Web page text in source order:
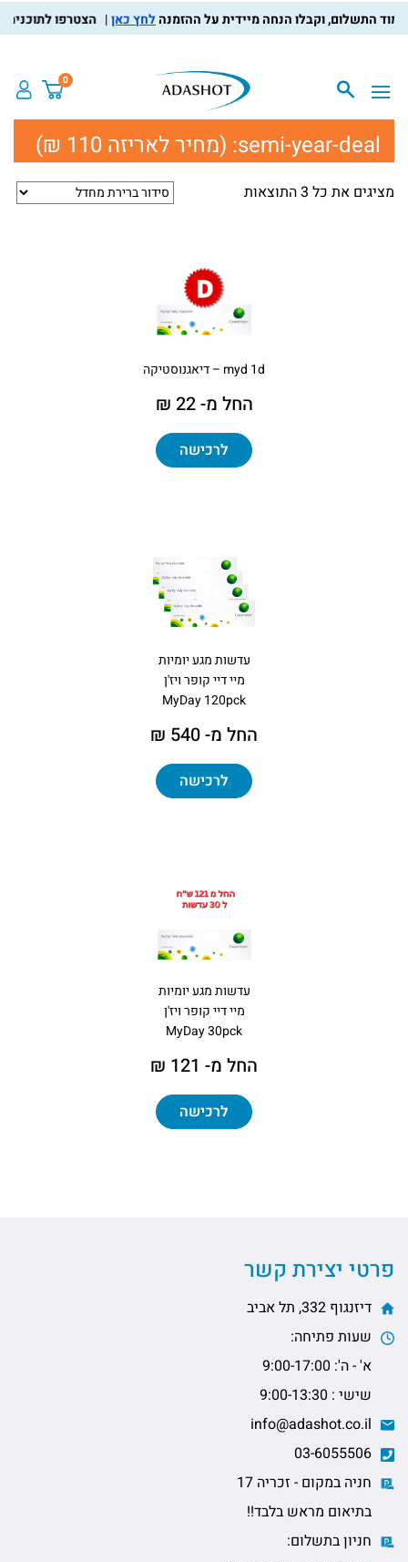
לחץ כאן הצטרפו לתוכנית
0
semi-year-deal: (מחיר לאריזה 110 ₪)
מציגים את כל ⁦3⁩ התוצאות
myd 1d – דיאגנוסטיקה
החל מ- 22 ₪
לרכישה
עדשות מגע יומיות
מיי דיי קופר ויז'ן
MyDay 120pck
החל מ- 540 ₪
לרכישה
עדשות מגע יומיות
מיי דיי קופר ויז'ן
MyDay 30pck
החל מ- 121 ₪
לרכישה
פרטי יצירת קשר
דיזנגוף 332, תל אביב
שעות פתיחה:
א' - ה': 9:00-17:00
שישי : 9:00-13:30
חניה במקום - זכריה 17
בתיאום מראש בלבד!!
חניון בתשלום: